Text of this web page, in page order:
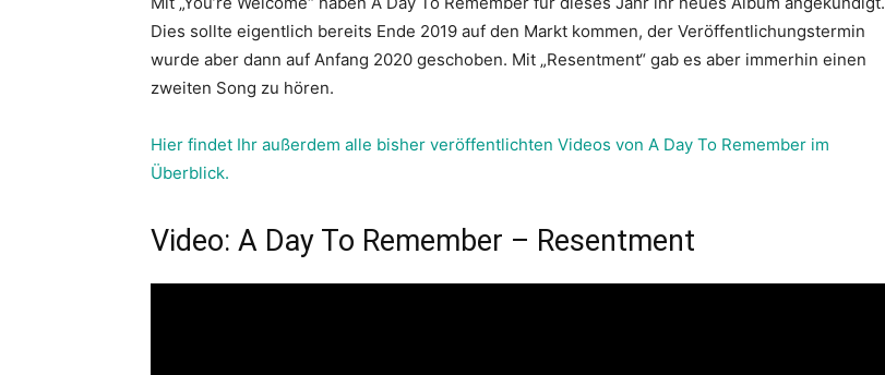
Dies sollte eigentlich bereits Ende 2019 auf den Markt kommen, der Veröffentlichungstermin
wurde aber dann auf Anfang 2020 geschoben. Mit „Resentment“ gab es aber immerhin einen
zweiten Song zu hören.
Hier findet Ihr außerdem alle bisher veröffentlichten Videos von A Day To Remember im
Überblick.
Video: A Day To Remember – Resentment